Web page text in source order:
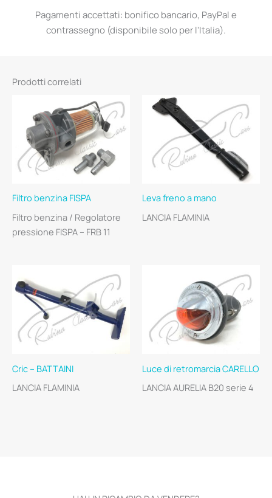
Pagamenti accettati: bonifico bancario, PayPal e
contrassegno (disponibile solo per l'Italia).
Prodotti correlati
Filtro benzina FISPA
Filtro benzina / Regolatore
pressione FISPA – FRB 11
Leva freno a mano
LANCIA FLAMINIA
Cric – BATTAINI
LANCIA FLAMINIA
Luce di retromarcia CARELLO
LANCIA AURELIA B20 serie 4